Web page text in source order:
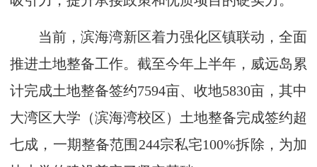
当前，滨海湾新区着力强化区镇联动，全面
推进土地整备工作。截至今年上半年，威远岛累
计完成土地整备签约7594亩、收地5830亩，其中
大湾区大学（滨海湾校区）土地整备完成签约超
七成，一期整备范围244宗私宅100%拆除，为加